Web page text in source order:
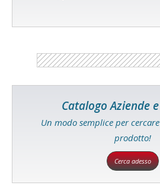
Catalogo Aziende
Un modo semplice per
prodotto!
Cerca adesso